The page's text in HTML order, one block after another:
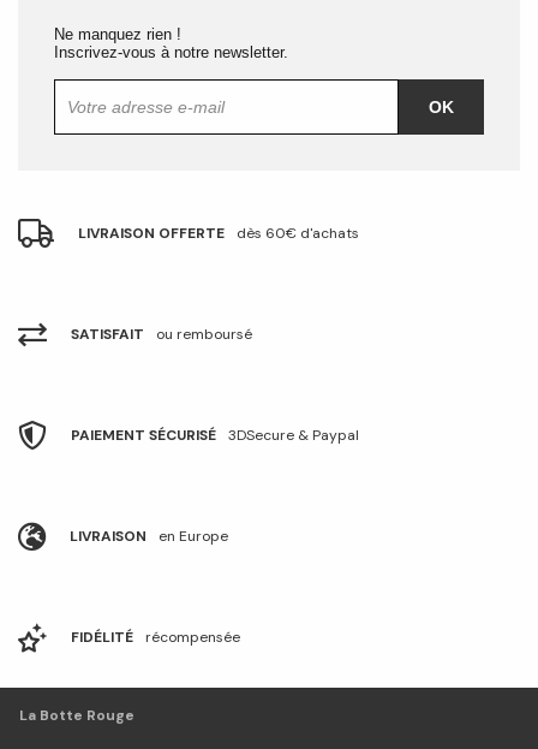
Ne manquez rien !
Inscrivez-vous à notre newsletter.
OK
LIVRAISON OFFERTE dès 60€ d'achats
SATISFAIT ou remboursé
PAIEMENT SÉCURISÉ 3DSecure & Paypal
LIVRAISON en Europe
FIDÉLITÉ récompensée
La Botte Rouge